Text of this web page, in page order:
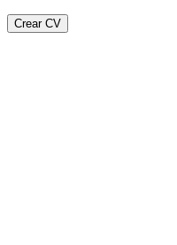
Crear CV